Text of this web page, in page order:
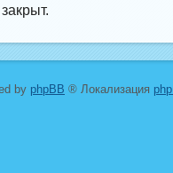
by phpBB ® Локализация